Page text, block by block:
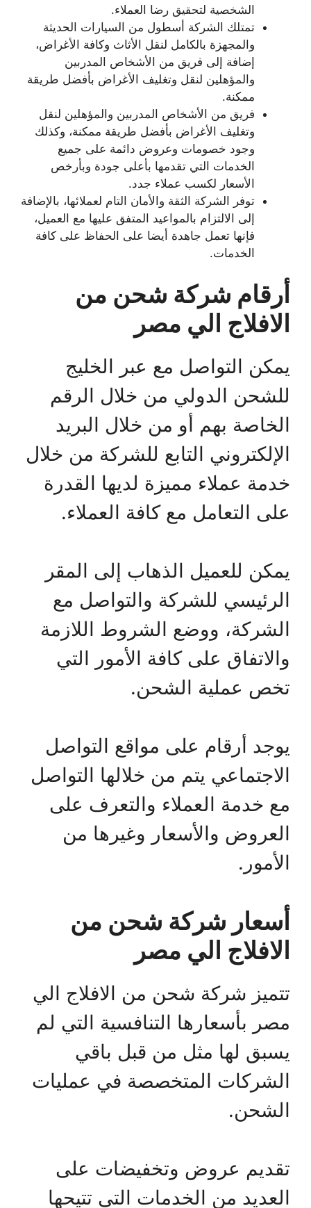
الشخصية لتحقيق رضا العملاء.
تمتلك الشركة أسطول من السيارات الحديثة
والمجهزة بالكامل لنقل الأثاث وكافة الأغراض،
إضافة إلى فريق من الأشخاص المدربين
والمؤهلين لنقل وتغليف الأغراض بأفضل طريقة
ممكنة.
فريق من الأشخاص المدربين والمؤهلين لنقل
وتغليف الأغراض بأفضل طريقة ممكنة، وكذلك
وجود خصومات وعروض دائمة على جميع
الخدمات التي تقدمها بأعلى جودة وبأرخص
الأسعار لكسب عملاء جدد.
توفر الشركة الثقة والأمان التام لعملائها، بالإضافة
إلى الالتزام بالمواعيد المتفق عليها مع العميل،
فإنها تعمل جاهدة أيضا على الحفاظ على كافة
الخدمات.
أرقام شركة شحن من
الافلاج الي مصر
يمكن التواصل مع عبر الخليج
للشحن الدولي من خلال الرقم
الخاصة بهم أو من خلال البريد
الإلكتروني التابع للشركة من خلال
خدمة عملاء مميزة لديها القدرة
على التعامل مع كافة العملاء.
يمكن للعميل الذهاب إلى المقر
الرئيسي للشركة والتواصل مع
الشركة، ووضع الشروط اللازمة
والاتفاق على كافة الأمور التي
تخص عملية الشحن.
يوجد أرقام على مواقع التواصل
الاجتماعي يتم من خلالها التواصل
مع خدمة العملاء والتعرف على
العروض والأسعار وغيرها من
الأمور.
أسعار شركة شحن من
الافلاج الي مصر
تتميز شركة شحن من الافلاج الي
مصر بأسعارها التنافسية التي لم
يسبق لها مثل من قبل باقي
الشركات المتخصصة في عمليات
الشحن.
تقديم عروض وتخفيضات على
العديد من الخدمات التي تتيحها